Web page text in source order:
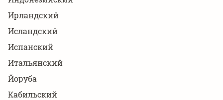
Ирландский
Исландский
Испанский
Итальянский
Йоруба
Кабильский